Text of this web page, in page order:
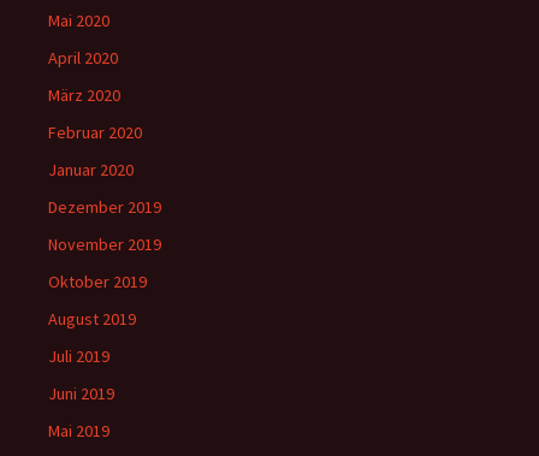
Mai 2020
April 2020
März 2020
Februar 2020
Januar 2020
Dezember 2019
November 2019
Oktober 2019
August 2019
Juli 2019
Juni 2019
Mai 2019